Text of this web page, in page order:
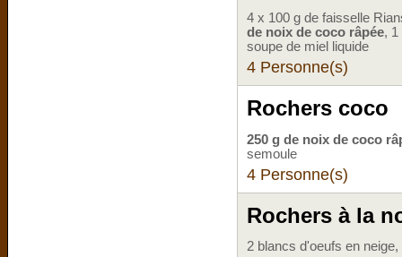
4 x 100 g de faisselle
de noix de coco râpée, 1
soupe de miel liquide
4 Personne(s)
Rochers coco
250 g de noix de coco
semoule
4 Personne(s)
Rochers à la
2 blancs d'oeufs en